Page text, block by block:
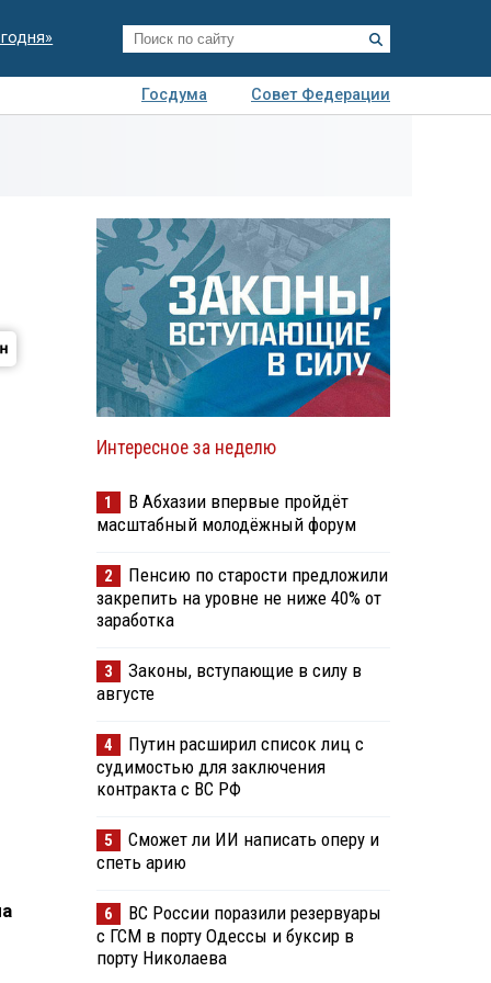
Госдума
Совет Федерации
Интересное за неделю
1
В Абхазии впервые пройдёт
масштабный молодёжный форум
2
Пенсию по старости предложили
закрепить на уровне не ниже 40% от
заработка
3
Законы, вступающие в силу в
августе
4
Путин расширил список лиц с
судимостью для заключения
контракта с ВС РФ
5
Сможет ли ИИ написать оперу и
спеть арию
6
ВС России поразили резервуары
с ГСМ в порту Одессы и буксир в
порту Николаева